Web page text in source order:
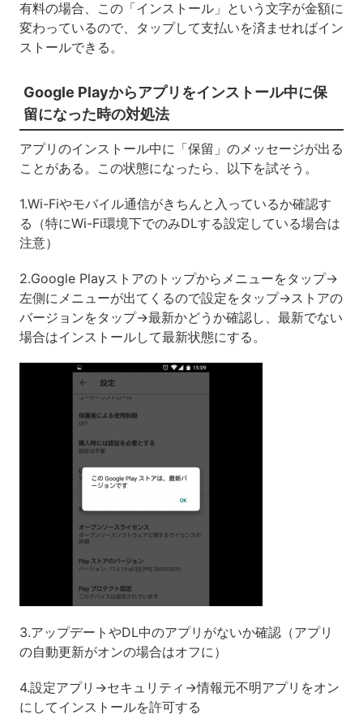
有料の場合、この「インストール」という文字が金額に
変わっているので、タップして支払いを済ませればイン
ストールできる。
Google Playからアプリをインストール中に保
留になった時の対処法
アプリのインストール中に「保留」のメッセージが出る
ことがある。この状態になったら、以下を試そう。
1.Wi-Fiやモバイル通信がきちんと入っているか確認す
る（特にWi-Fi環境下でのみDLする設定している場合は
注意）
2.Google Playストアのトップからメニューをタップ→
左側にメニューが出てくるので設定をタップ→ストアの
バージョンをタップ→最新かどうか確認し、最新でない
場合はインストールして最新状態にする。
3.アップデートやDL中のアプリがないか確認（アプリ
の自動更新がオンの場合はオフに）
4.設定アプリ→セキュリティ→情報元不明アプリをオン
にしてインストールを許可する